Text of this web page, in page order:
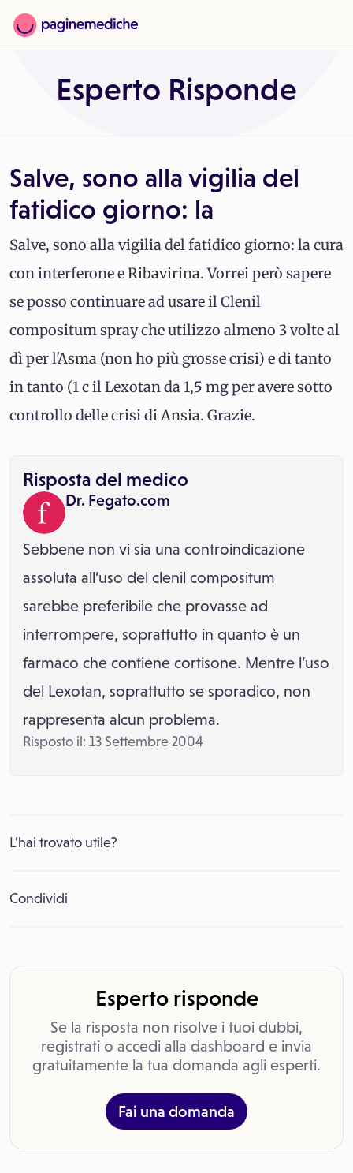
Esperto Risponde
Salve, sono alla vigilia del
fatidico giorno: la
Salve, sono alla vigilia del fatidico giorno: la cura
con interferone eRibavirina. Vorrei però sapere
se posso continuare ad usare il Clenil
compositum spray che utilizzo almeno 3 volte al
dì per l'Asma (non ho più grosse crisi) e di tanto
in tanto (1 c il Lexotan da 1,5 mg per avere sotto
controllo delle crisi diAnsia. Grazie.
Risposta del medico
Dr. Fegato.com
Sebbene non vi sia una controindicazione
assoluta all’uso del clenil compositum
sarebbe preferibile che provasse ad
interrompere, soprattutto in quanto è un
farmaco che contiene cortisone. Mentre l’uso
del Lexotan, soprattutto se sporadico, non
rappresenta alcun problema.
Risposto il: 13 Settembre 2004
L’hai trovato utile?
Condividi
Esperto risponde
Se la risposta non risolve i tuoi dubbi,
registrati o accedi alla dashboard e invia
gratuitamente la tua domanda agli esperti.
Fai una domanda